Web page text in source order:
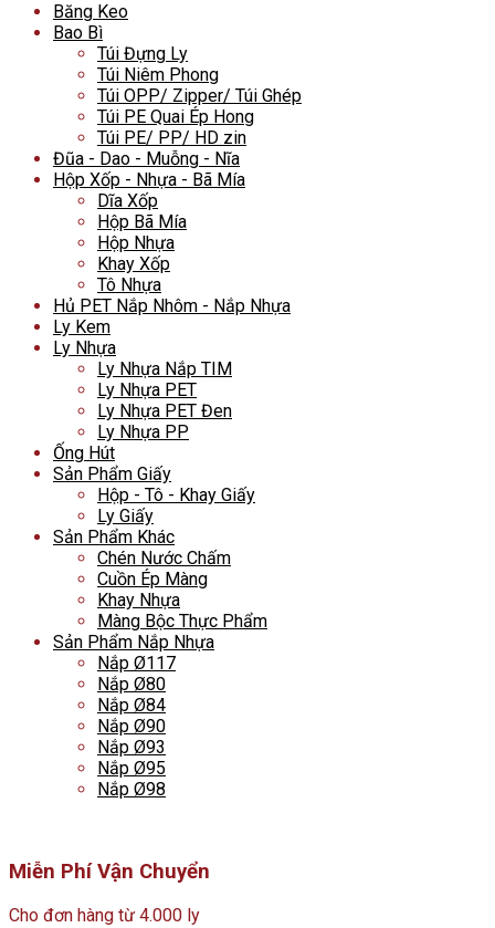
Băng Keo
Bao Bì
Túi Đựng Ly
Túi Niêm Phong
Túi OPP/ Zipper/ Túi Ghép
Túi PE Quai Ép Hong
Túi PE/ PP/ HD zin
Đũa - Dao - Muỗng - Nĩa
Hộp Xốp - Nhựa - Bã Mía
Dĩa Xốp
Hộp Bã Mía
Hộp Nhựa
Khay Xốp
Tô Nhựa
Hủ PET Nắp Nhôm - Nắp Nhựa
Ly Kem
Ly Nhựa
Ly Nhựa Nắp TIM
Ly Nhựa PET
Ly Nhựa PET Đen
Ly Nhựa PP
Ống Hút
Sản Phẩm Giấy
Hộp - Tô - Khay Giấy
Ly Giấy
Sản Phẩm Khác
Chén Nước Chấm
Cuồn Ép Màng
Khay Nhựa
Màng Bộc Thực Phẩm
Sản Phẩm Nắp Nhựa
Nắp Ø117
Nắp Ø80
Nắp Ø84
Nắp Ø90
Nắp Ø93
Nắp Ø95
Nắp Ø98
Miễn Phí Vận Chuyển
Cho đơn hàng từ 4.000 ly